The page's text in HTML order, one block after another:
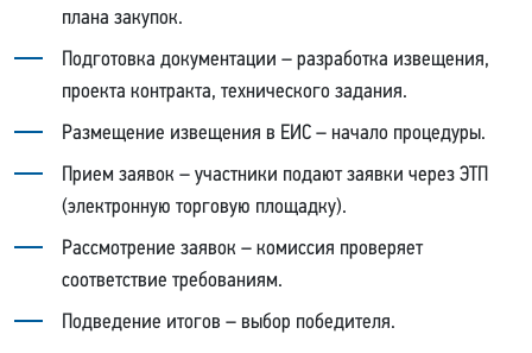
плана закупок.
Подготовка документации – разработка извещения,
проекта контракта, технического задания.
Размещение извещения в ЕИС – начало процедуры.
Прием заявок – участники подают заявки через ЭТП
(электронную торговую площадку).
Рассмотрение заявок – комиссия проверяет
соответствие требованиям.
Подведение итогов – выбор победителя.